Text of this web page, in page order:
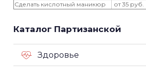
Сделать кислотный маникюр
от 35 руб.
Каталог Партизанской
Здоровье